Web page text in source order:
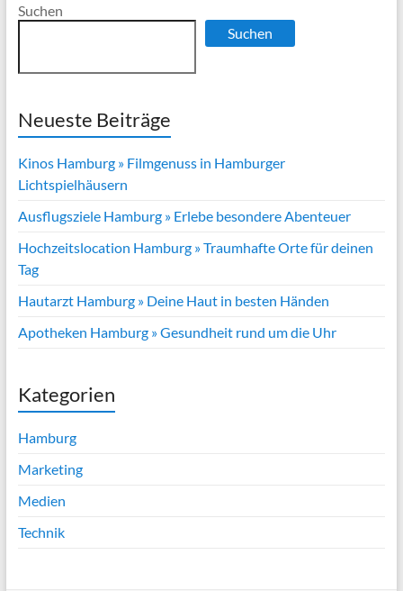
Suchen
Suchen
Neueste Beiträge
Kinos Hamburg » Filmgenuss in Hamburger
Lichtspielhäusern
Ausflugsziele Hamburg » Erlebe besondere Abenteuer
Hochzeitslocation Hamburg » Traumhafte Orte für deinen
Tag
Hautarzt Hamburg » Deine Haut in besten Händen
Apotheken Hamburg » Gesundheit rund um die Uhr
Kategorien
Hamburg
Marketing
Medien
Technik